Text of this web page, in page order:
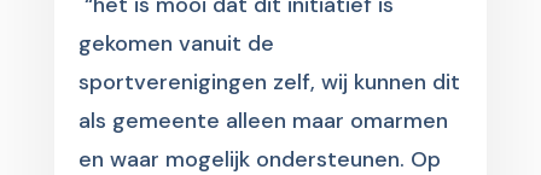
gekomen vanuit de
sportverenigingen zelf, wij kunnen dit
als gemeente alleen maar omarmen
en waar mogelijk ondersteunen. Op